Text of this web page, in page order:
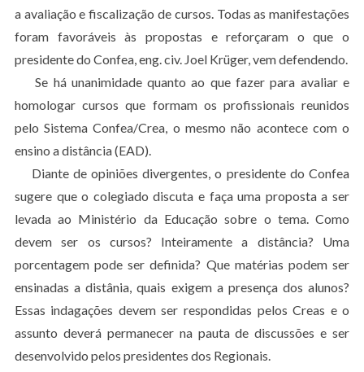
a avaliação e fiscalização de cursos. Todas as manifestações
foram favoráveis às propostas e reforçaram o que o
presidente do Confea, eng. civ. Joel Krüger, vem defendendo.
Se há unanimidade quanto ao que fazer para avaliar e
homologar cursos que formam os profissionais reunidos
pelo Sistema Confea/Crea, o mesmo não acontece com o
ensino a distância (EAD).
Diante de opiniões divergentes, o presidente do Confea
sugere que o colegiado discuta e faça uma proposta a ser
levada ao Ministério da Educação sobre o tema. Como
devem ser os cursos? Inteiramente a distância? Uma
porcentagem pode ser definida? Que matérias podem ser
ensinadas a distânia, quais exigem a presença dos alunos?
Essas indagações devem ser respondidas pelos Creas e o
assunto deverá permanecer na pauta de discussões e ser
desenvolvido pelos presidentes dos Regionais.